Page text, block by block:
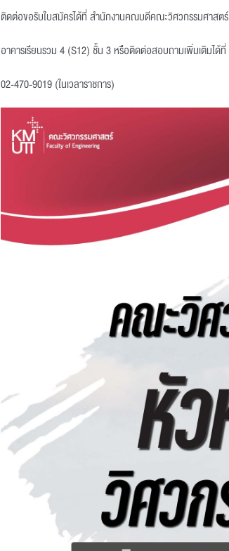
ติดต่อขอรับใบสมัครได้ที่ สำนักงานคณบดีคณะวิศวกรรมศาสตร์
อาคารเรียนรวม 4 (S12) ชั้น 3 หรือติดต่อสอบถามเพิ่มเติมได้ที่
02-470-9019 (ในเวลาราชการ)